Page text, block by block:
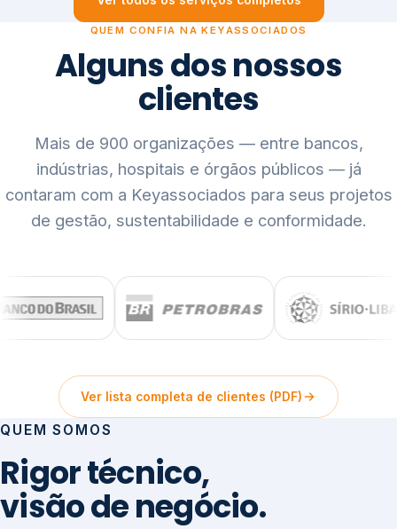
QUEM CONFIA NA KEYASSOCIADOS
Alguns dos nossos
clientes
Mais de 900 organizações — entre bancos,
indústrias, hospitais e órgãos públicos — já
contaram com a Keyassociados para seus projetos
de gestão, sustentabilidade e conformidade.
Ver lista completa de clientes (PDF)
QUEM SOMOS
Rigor técnico,
visão de negócio.